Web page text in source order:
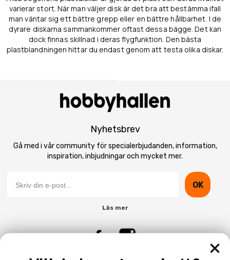
varierar stort. När man väljer disk är det bra att bestämma ifall
man väntar sig ett bättre grepp eller en bättre hållbarhet. I de
dyrare diskarna sammankommer oftast dessa bägge. Det kan
dock finnas skillnad i deras flygfunktion. Den bästa
plastblandningen hittar du endast genom att testa olika diskar.
Nyhetsbrev
Gå med i vår community för specialerbjudanden, information,
inspiration, inbjudningar och mycket mer.
OK
Läs mer